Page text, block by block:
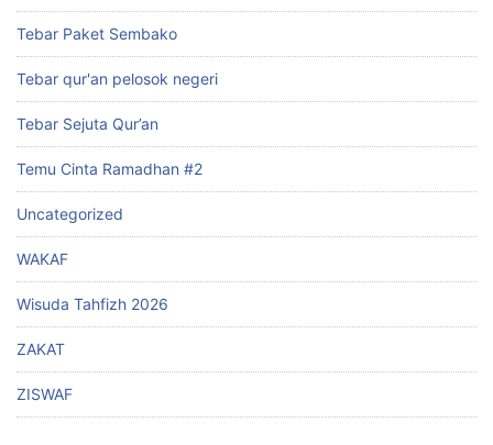
Tebar Paket Sembako
Tebar qur'an pelosok negeri
Tebar Sejuta Qur’an
Temu Cinta Ramadhan #2
Uncategorized
WAKAF
Wisuda Tahfizh 2026
ZAKAT
ZISWAF